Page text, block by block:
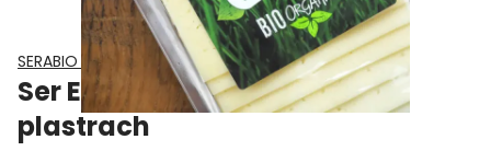
SERABIO Arkadiusz Bartczak
Ser Ekologiczny Tylżycki w
plastrach